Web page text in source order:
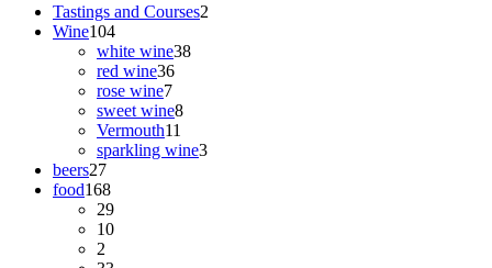
Tastings and Courses2
Wine104
white wine38
red wine36
rose wine7
sweet wine8
Vermouth11
sparkling wine3
beers27
food168
29
10
2